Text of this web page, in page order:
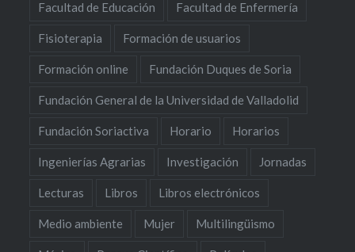
Facultad de Educación Facultad de Enfermería
Fisioterapia Formación de usuarios
Formación online Fundación Duques de Soria
Fundación General de la Universidad de Valladolid
Fundación Soriactiva Horario Horarios
Ingenierías Agrarias Investigación Jornadas
Lecturas Libros Libros electrónicos
Medio ambiente Mujer Multilingüismo